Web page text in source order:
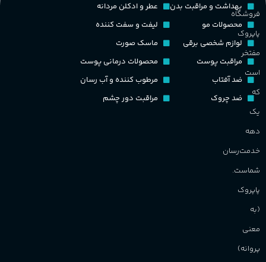
فروشگاه
پاپروک
مفتخر
است
که
یک
دهه
خدمت‌رسان
شماست.
پاپروک
(به
معنی
پروانه)
بهداشت و مراقبت بدن
محصولات مو
لوازم شخصی برقی
مراقبت پوست
ضد آفتاب
ضد چروک
عطر و ادکلن مردانه
لیفت و سفت کننده
ماسک صورت
محصولات درمانی پوست
مرطوب کننده و آب رسان
مراقبت دور چشم